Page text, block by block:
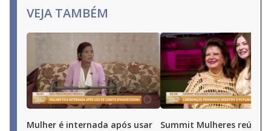
VEJA TAMBÉM
Mulher é internada após usar
Summit Mulheres reúne